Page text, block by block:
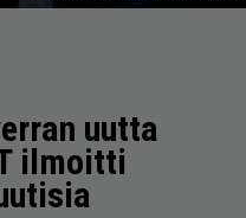
uutta
ilmoitti